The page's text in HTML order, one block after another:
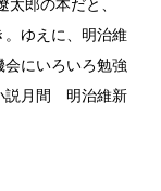
。ゆえに、明治維
にいろいろ勉強
説月間 明治維新